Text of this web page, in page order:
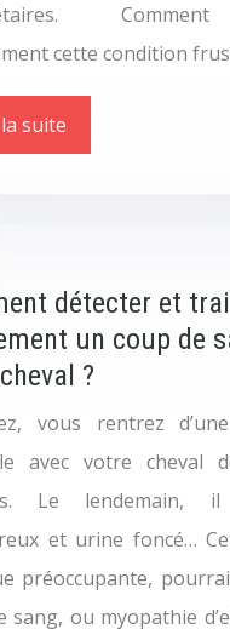
cette condition
suite
détecter et
un coup de
?
vous rentrez
avec votre cheval
Le lendemain,
et urine foncé…
préoccupante,
sang, ou myopathie